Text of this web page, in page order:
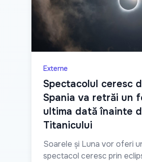
Externe
Spectacolul ceresc
Spania va retrăi un
ultima dată înainte
Titanicului
Soarele și Luna vor oferi
spectacol ceresc prin